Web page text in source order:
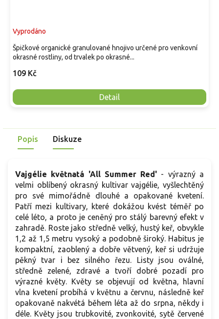
Vyprodáno
109 Kč
Detail
Špičkové organické granulované hnojivo určené pro venkovní
okrasné rostliny, od trvalek po okrasné...
Popis Diskuze
Vajgélie květnatá 'All Summer Red' - výrazný a
velmi oblíbený okrasný kultivar vajgélie, vyšlechtěný
pro své mimořádně dlouhé a opakované kvetení.
Patří mezi kultivary, které dokážou kvést téměř po
celé léto, a proto je ceněný pro stálý barevný efekt v
zahradě. Roste jako středně velký, hustý keř, obvykle
1,2 až 1,5 metru vysoký a podobně široký. Habitus je
kompaktní, zaoblený a dobře větvený, keř si udržuje
pěkný tvar i bez silného řezu. Listy jsou oválné,
středně zelené, zdravé a tvoří dobré pozadí pro
výrazné květy. Květy se objevují od května, hlavní
vlna kvetení probíhá v květnu a červnu, následně keř
opakovaně nakvétá během léta až do srpna, někdy i
déle. Květy jsou trubkovité, zvonkovité, sytě červené